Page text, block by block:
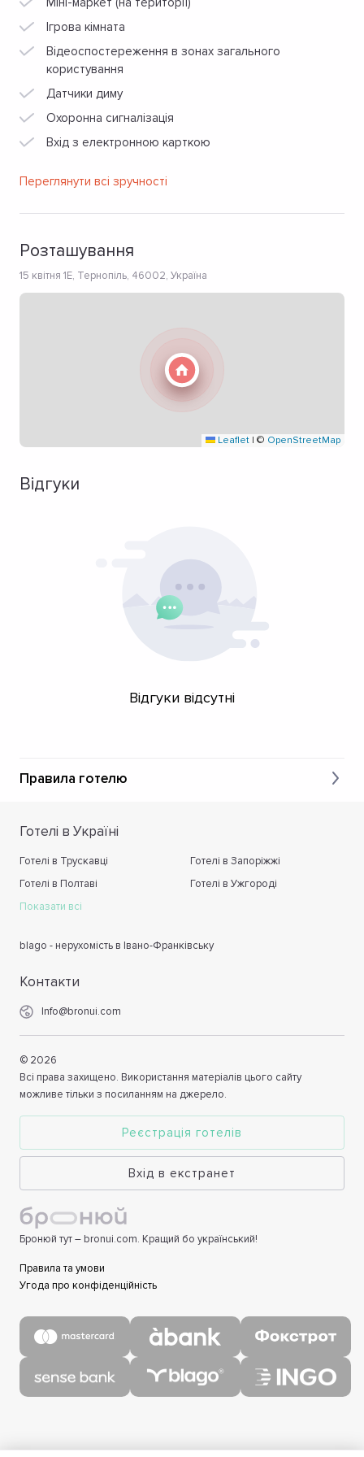
Ігрова кімната
Відеоспостереження в зонах загального
користування
Датчики диму
Охоронна сигналізація
Вхід з електронною карткою
Переглянути всі зручності
Розташування
15 квітня 1Е, Тернопіль, 46002, Україна
Leaflet | © OpenStreetMap
Відгуки
Відгуки відсутні
Правила готелю
Готелі в Україні
Готелі в Трускавці
Готелі в Запоріжжі
Готелі в Полтаві
Готелі в Ужгороді
Показати всі
blago - нерухомість в Івано-Франківську
Контакти
Info@bronui.com
© 2026
Всі права захищено. Використання матеріалів цього сайту
можливе тільки з посиланням на джерело.
Реєстрація готелів
Вхід в екстранет
Бронюй тут – bronui.com. Кращий бо український!
Правила та умови
Угода про конфіденційність